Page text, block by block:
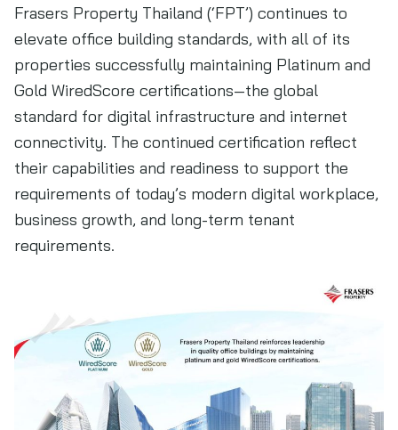
Frasers Property Thailand (‘FPT’) continues to
elevate office building standards, with all of its
properties successfully maintaining Platinum and
Gold WiredScore certifications—the global
standard for digital infrastructure and internet
connectivity. The continued certification reflect
their capabilities and readiness to support the
requirements of today’s modern digital workplace,
business growth, and long-term tenant
requirements.